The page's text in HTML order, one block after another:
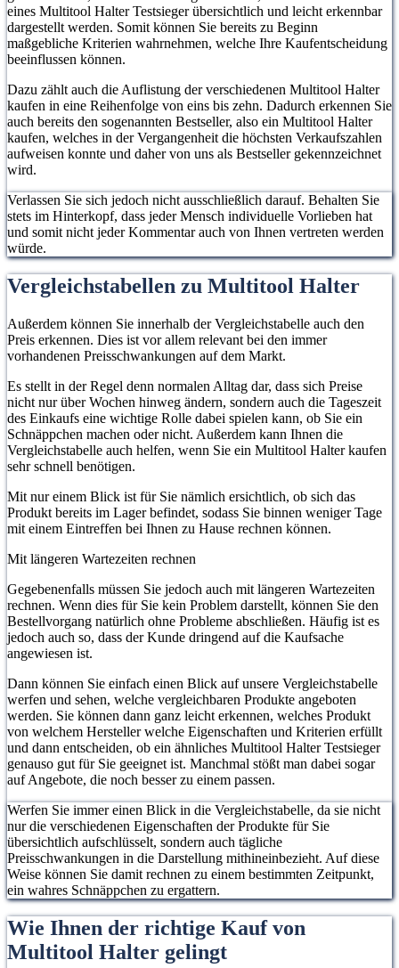
eines Multitool Halter Testsieger übersichtlich und leicht erkennbar
dargestellt werden. Somit können Sie bereits zu Beginn
maßgebliche Kriterien wahrnehmen, welche Ihre Kaufentscheidung
beeinflussen können.
Dazu zählt auch die Auflistung der verschiedenen Multitool Halter
kaufen in eine Reihenfolge von eins bis zehn. Dadurch erkennen Sie
auch bereits den sogenannten Bestseller, also ein Multitool Halter
kaufen, welches in der Vergangenheit die höchsten Verkaufszahlen
aufweisen konnte und daher von uns als Bestseller gekennzeichnet
wird.
Verlassen Sie sich jedoch nicht ausschließlich darauf. Behalten Sie
stets im Hinterkopf, dass jeder Mensch individuelle Vorlieben hat
und somit nicht jeder Kommentar auch von Ihnen vertreten werden
würde.
Vergleichstabellen zu Multitool Halter
Außerdem können Sie innerhalb der Vergleichstabelle auch den
Preis erkennen. Dies ist vor allem relevant bei den immer
vorhandenen Preisschwankungen auf dem Markt.
Es stellt in der Regel denn normalen Alltag dar, dass sich Preise
nicht nur über Wochen hinweg ändern, sondern auch die Tageszeit
des Einkaufs eine wichtige Rolle dabei spielen kann, ob Sie ein
Schnäppchen machen oder nicht. Außerdem kann Ihnen die
Vergleichstabelle auch helfen, wenn Sie ein Multitool Halter kaufen
sehr schnell benötigen.
Mit nur einem Blick ist für Sie nämlich ersichtlich, ob sich das
Produkt bereits im Lager befindet, sodass Sie binnen weniger Tage
mit einem Eintreffen bei Ihnen zu Hause rechnen können.
Mit längeren Wartezeiten rechnen
Gegebenenfalls müssen Sie jedoch auch mit längeren Wartezeiten
rechnen. Wenn dies für Sie kein Problem darstellt, können Sie den
Bestellvorgang natürlich ohne Probleme abschließen. Häufig ist es
jedoch auch so, dass der Kunde dringend auf die Kaufsache
angewiesen ist.
Dann können Sie einfach einen Blick auf unsere Vergleichstabelle
werfen und sehen, welche vergleichbaren Produkte angeboten
werden. Sie können dann ganz leicht erkennen, welches Produkt
von welchem Hersteller welche Eigenschaften und Kriterien erfüllt
und dann entscheiden, ob ein ähnliches Multitool Halter Testsieger
genauso gut für Sie geeignet ist. Manchmal stößt man dabei sogar
auf Angebote, die noch besser zu einem passen.
Werfen Sie immer einen Blick in die Vergleichstabelle, da sie nicht
nur die verschiedenen Eigenschaften der Produkte für Sie
übersichtlich aufschlüsselt, sondern auch tägliche
Preisschwankungen in die Darstellung mithineinbezieht. Auf diese
Weise können Sie damit rechnen zu einem bestimmten Zeitpunkt,
ein wahres Schnäppchen zu ergattern.
Wie Ihnen der richtige Kauf von
Multitool Halter gelingt